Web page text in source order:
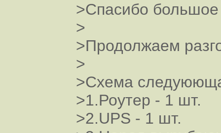
>Спасибо большое
>
>Продолжаем
>
>Схема
>1.Роутер - 1 шт.
>2.UPS - 1 шт.